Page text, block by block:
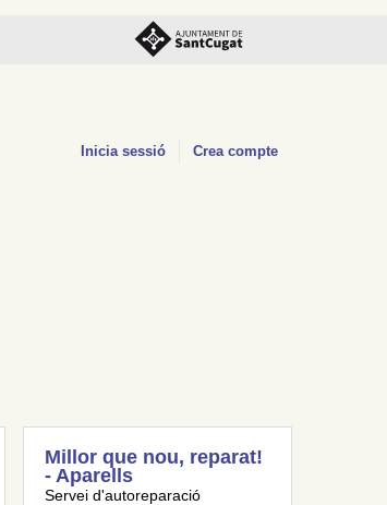
Inicia sessió Crea compte
Millor que nou, reparat!
- Aparells
Servei d'autoreparació